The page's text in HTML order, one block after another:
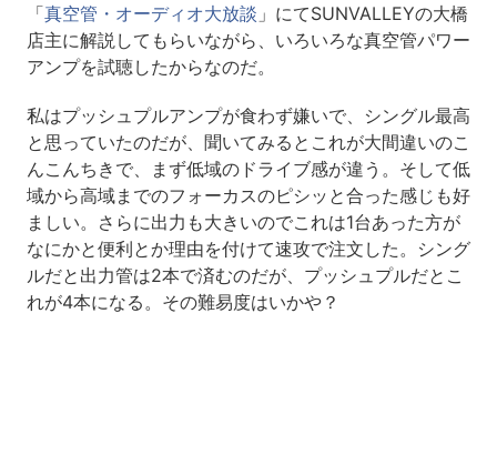
「真空管・オーディオ大放談 」にてSUNVALLEYの大橋
店主に解説してもらいながら、いろいろな真空管パワー
アンプを試聴したからなのだ。
私はプッシュプルアンプが食わず嫌いで、シングル最高
と思っていたのだが、聞いてみるとこれが大間違いのこ
んこんちきで、まず低域のドライブ感が違う。そして低
域から高域までのフォーカスのピシッと合った感じも好
ましい。さらに出力も大きいのでこれは1台あった方が
なにかと便利とか理由を付けて速攻で注文した。シング
ルだと出力管は2本で済むのだが、プッシュプルだとこ
れが4本になる。その難易度はいかや？